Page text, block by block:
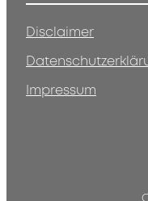
Disclaimer
Impressum